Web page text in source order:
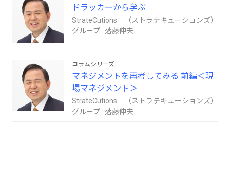
ドラッカーから学ぶ
StrateCutions （ストラテキューションズ）
グループ 落藤伸夫
コラムシリーズ
マネジメントを再考してみる 前編＜現
場マネジメント＞
StrateCutions （ストラテキューションズ）
グループ 落藤伸夫